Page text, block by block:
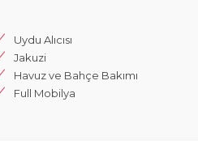
Uydu Alıcısı
Jakuzi
Havuz ve Bahçe Bakımı
Full Mobilya